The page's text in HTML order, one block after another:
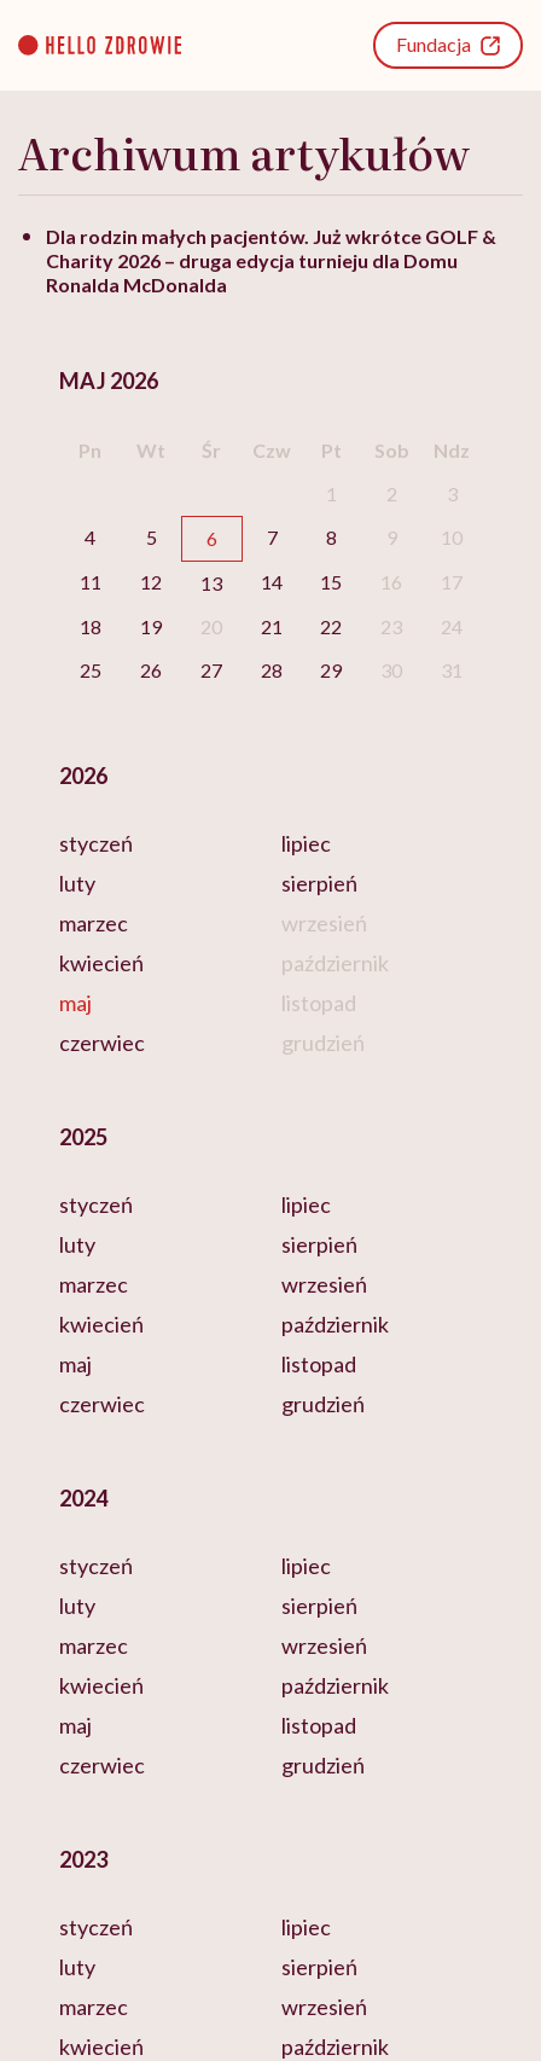
content
Fundacja
Archiwum artykułów
Dla rodzin małych pacjentów. Już wkrótce GOLF &
Charity 2026 – druga edycja turnieju dla Domu
Ronalda McDonalda
MAJ 2026
Pn Wt Śr Czw Pt Sob
Ndz
1
2
3
4
5 6 7 8 9
10
11
12 13 14 15 16
17
18
19 20 21 22 23
24
25
26 27 28 29 30 31
2026
styczeń
luty
marzec
kwiecień
maj
czerwiec
lipiec
sierpień
wrzesień
październik
listopad
grudzień
2025
styczeń
luty
marzec
kwiecień
maj
czerwiec
lipiec
sierpień
wrzesień
październik
listopad
grudzień
2024
styczeń
luty
marzec
kwiecień
maj
czerwiec
lipiec
sierpień
wrzesień
październik
listopad
grudzień
2023
styczeń
luty
marzec
kwiecień
lipiec
sierpień
wrzesień
październik